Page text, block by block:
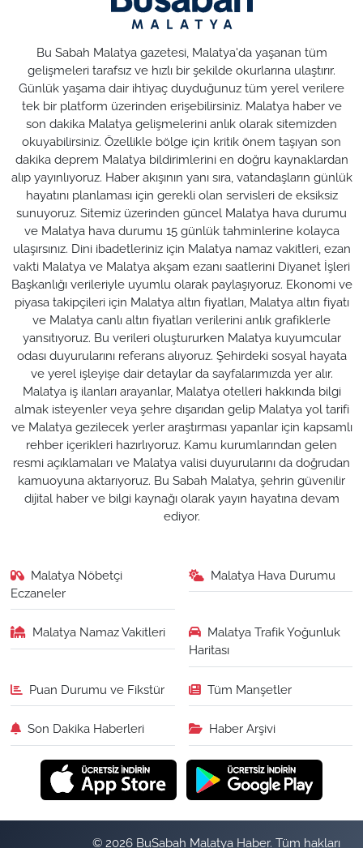
Bu Sabah Malatya gazetesi, Malatya'da yaşanan tüm
gelişmeleri tarafsız ve hızlı bir şekilde okurlarına ulaştırır.
Günlük yaşama dair ihtiyaç duyduğunuz tüm yerel verilere
tek bir platform üzerinden erişebilirsiniz. Malatya haber ve
son dakika Malatya gelişmelerini anlık olarak sitemizden
okuyabilirsiniz. Özellikle bölge için kritik önem taşıyan son
dakika deprem Malatya bildirimlerini en doğru kaynaklardan
alıp yayınlıyoruz. Haber akışının yanı sıra, vatandaşların günlük
hayatını planlaması için gerekli olan servisleri de eksiksiz
sunuyoruz. Sitemiz üzerinden güncel Malatya hava durumu
ve Malatya hava durumu 15 günlük tahminlerine kolayca
ulaşırsınız. Dini ibadetleriniz için Malatya namaz vakitleri, ezan
vakti Malatya ve Malatya akşam ezanı saatlerini Diyanet İşleri
Başkanlığı verileriyle uyumlu olarak paylaşıyoruz. Ekonomi ve
piyasa takipçileri için Malatya altın fiyatları, Malatya altın fiyatı
ve Malatya canlı altın fiyatları verilerini anlık grafiklerle
yansıtıyoruz. Bu verileri oluştururken Malatya kuyumcular
odası duyurularını referans alıyoruz. Şehirdeki sosyal hayata
ve yerel işleyişe dair detaylar da sayfalarımızda yer alır.
Malatya iş ilanları arayanlar, Malatya otelleri hakkında bilgi
almak isteyenler veya şehre dışarıdan gelip Malatya yol tarifi
ve Malatya gezilecek yerler araştırması yapanlar için kapsamlı
rehber içerikleri hazırlıyoruz. Kamu kurumlarından gelen
resmi açıklamaları ve Malatya valisi duyurularını da doğrudan
kamuoyuna aktarıyoruz. Bu Sabah Malatya, şehrin güvenilir
dijital haber ve bilgi kaynağı olarak yayın hayatına devam
ediyor.
Malatya Nöbetçi
Eczaneler
Malatya Hava Durumu
Malatya Namaz Vakitleri
Malatya Trafik Yoğunluk
Haritası
Puan Durumu ve Fikstür Tüm Manşetler
Son Dakika Haberleri Haber Arşivi
© 2026 BuSabah Malatya Haber. Tüm hakları